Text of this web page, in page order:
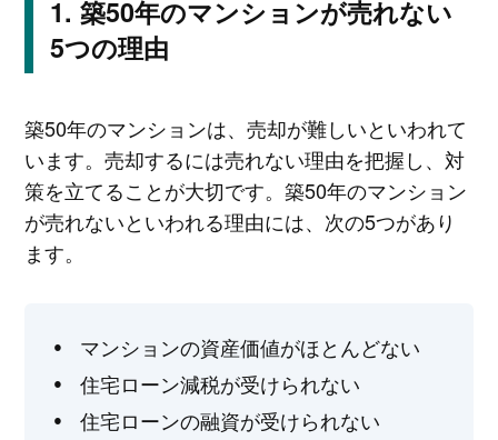
築50年のマンションが売れない
5つの理由
築50年のマンションは、売却が難しいといわれて
います。売却するには売れない理由を把握し、対
策を立てることが大切です。築50年のマンション
が売れないといわれる理由には、次の5つがあり
ます。
マンションの資産価値がほとんどない
住宅ローン減税が受けられない
住宅ローンの融資が受けられない